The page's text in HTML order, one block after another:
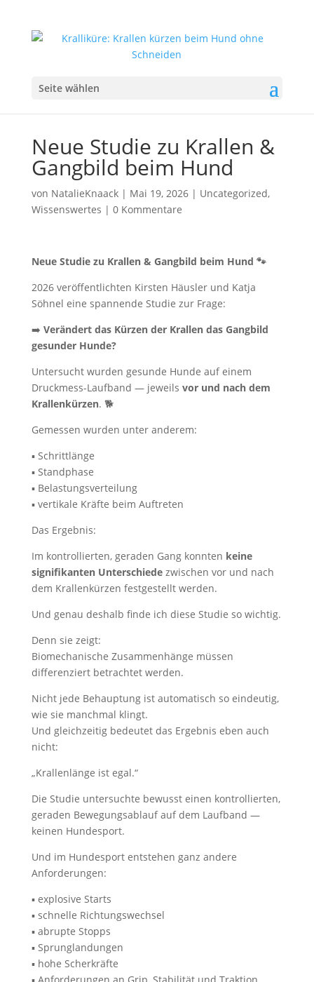
Seite wählen
Neue Studie zu Krallen &
Gangbild beim Hund
von NatalieKnaack| Mai 19, 2026| Uncategorized,
Wissenswertes | 0 Kommentare
Neue Studie zu Krallen & Gangbild beim Hund 🐾
2026 veröffentlichten Kirsten Häusler und Katja
Söhnel eine spannende Studie zur Frage:
➡️ Verändert das Kürzen der Krallen das Gangbild
gesunder Hunde?
Untersucht wurden gesunde Hunde auf einem
Druckmess-Laufband — jeweils vor und nach dem
Krallenkürzen. 🐕
Gemessen wurden unter anderem:
▪️ Schrittlänge
▪️ Standphase
▪️ Belastungsverteilung
▪️ vertikale Kräfte beim Auftreten
Das Ergebnis:
Im kontrollierten, geraden Gang konnten keine
signifikanten Unterschiedezwischen vor und nach
dem Krallenkürzen festgestellt werden.
Und genau deshalb finde ich diese Studie so wichtig.
Denn sie zeigt:
Biomechanische Zusammenhänge müssen
differenziert betrachtet werden.
Nicht jede Behauptung ist automatisch so eindeutig,
wie sie manchmal klingt.
Und gleichzeitig bedeutet das Ergebnis eben auch
nicht:
„Krallenlänge ist egal.“
Die Studie untersuchte bewusst einen kontrollierten,
geraden Bewegungsablauf auf dem Laufband —
keinen Hundesport.
Und im Hundesport entstehen ganz andere
Anforderungen:
▪️ explosive Starts
▪️ schnelle Richtungswechsel
▪️ abrupte Stopps
▪️ Sprunglandungen
▪️ hohe Scherkräfte